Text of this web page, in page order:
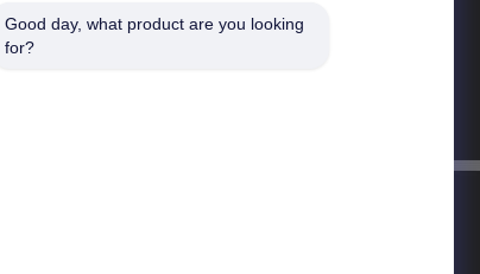
XI HAN OCEAN CO . , LTD
au plus vite.
Good day, what product are you looking
for?